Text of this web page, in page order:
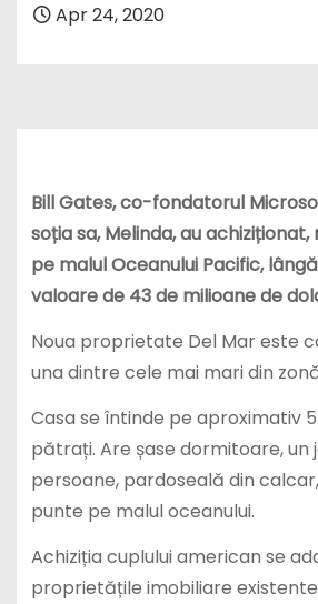
Apr 24, 2020
Bill Gates, co-fondatorul
soția sa, Melinda, au
pe malul Oceanului Pacific,
valoare de 43 de milioane de
Noua proprietate Del Mar este
una dintre cele mai mari din
Casa se întinde pe aproximativ
pătrați. Are șase dormitoare, un
persoane, pardoseală din
punte pe malul oceanului.
Achiziția cuplului american se
proprietățile imobiliare